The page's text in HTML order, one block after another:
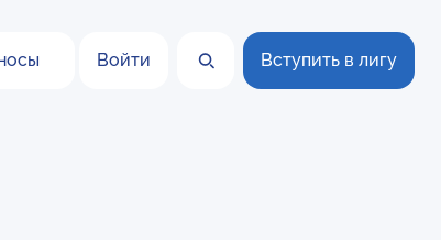
Войти Вступить в лигу